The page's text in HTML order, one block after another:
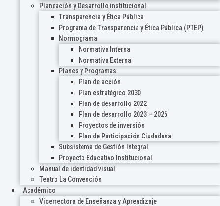
Planeación y Desarrollo institucional
Transparencia y Ética Pública
Programa de Transparencia y Ética Pública (PTEP)
Normograma
Normativa Interna
Normativa Externa
Planes y Programas
Plan de acción
Plan estratégico 2030
Plan de desarrollo 2022
Plan de desarrollo 2023 – 2026
Proyectos de inversión
Plan de Participación Ciudadana
Subsistema de Gestión Integral
Proyecto Educativo Institucional
Manual de identidad visual
Teatro La Convención
Académico
Vicerrectora de Enseñanza y Aprendizaje